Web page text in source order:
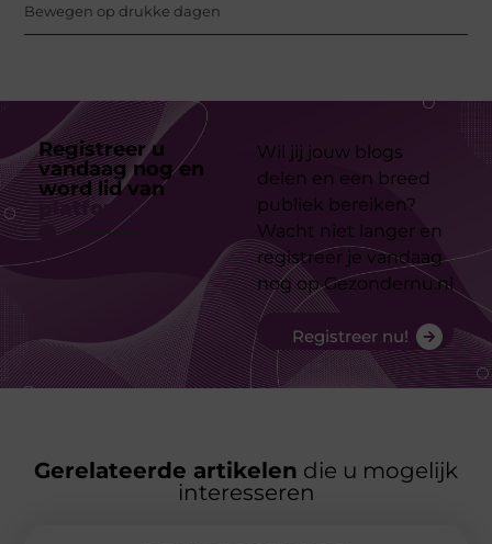
Bewegen op drukke dagen
Registreer u
vandaag nog en
word lid van
platform
Wil jij jouw blogs
delen en een breed
publiek bereiken?
Wacht niet langer en
registreer je vandaag
nog op Gezondernu.nl
Registreer nu!
Gerelateerde artikelen die u mogelijk
interesseren